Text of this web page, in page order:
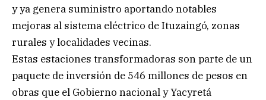
y ya genera suministro aportando notables
mejoras al sistema eléctrico de Ituzaingó, zonas
rurales y localidades vecinas.
Estas estaciones transformadoras son parte de un
paquete de inversión de 546 millones de pesos en
obras que el Gobierno nacional y Yacyretá